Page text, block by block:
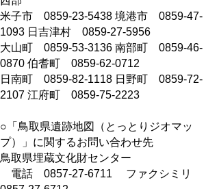
米子市 0859-23-5438 境港市 0859-47-
1093 日吉津村 0859-27-5956
大山町 0859-53-3136 南部町 0859-46-
0870 伯耆町 0859-62-0712
日南町 0859-82-1118 日野町 0859-72-
2107 江府町 0859-75-2223
○「鳥取県遺跡地図（とっとりジオマッ
プ）」に関するお問い合わせ先
鳥取県埋蔵文化財センター
電話 0857-27-6711 ファクシミリ